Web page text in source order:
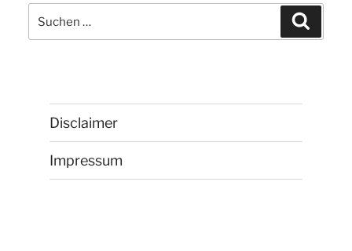
Suchen
nach:
Disclaimer
Impressum